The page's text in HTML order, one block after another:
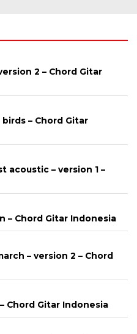
2 – Chord Gitar
– Chord Gitar
acoustic – version 1 –
– Chord Gitar Indonesia
– version 2 – Chord
Chord Gitar Indonesia